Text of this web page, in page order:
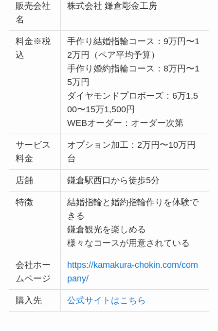
販売会社
名
株式会社 鎌倉彫金工房
料金※税
込
手作り結婚指輪コース：9万円〜1
2万円（ペア平均予算）
手作り婚約指輪コース：8万円〜1
5万円
ダイヤモンドプロボーズ：6万1,5
00〜15万1,500円
WEBオーダー：オーダー次第
サービス
料金
オプション加工：2万円〜10万円
台
店舗 鎌倉駅西口から徒歩5分
特徴
結婚指輪と婚約指輪作りを体験で
きる
鎌倉観光を楽しめる
様々なコースが用意されている
会社ホー
ムページ
https://kamakura-chokin.com/com
pany/
購入先 公式サイトはこちら